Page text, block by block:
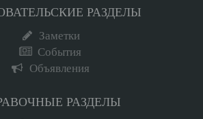
РАЗДЕЛЫ
Заметки
События
Объявления
РАЗДЕЛЫ